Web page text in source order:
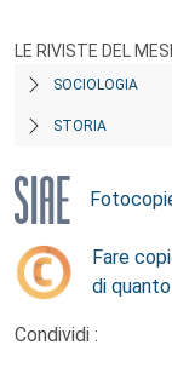
LE RIVISTE DEL
SOCIOLOGIA
STORIA
Fare
di
Condividi :